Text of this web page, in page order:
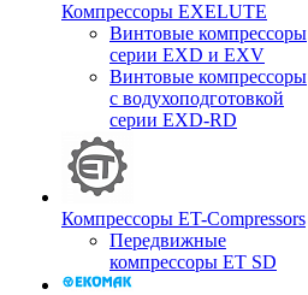
Компрессоры EXELUTE
Винтовые компрессоры
серии EXD и EXV
Винтовые компрессоры
с водухоподготовкой
серии EXD-RD
Компрессоры ET-Compressors
Передвижные
компрессоры ET SD